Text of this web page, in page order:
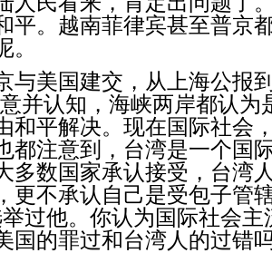
平。越南菲律宾甚至普京
。
与美国建交，从上海公报
并认知，海峡两岸都认为
和平解决。现在国际社会
都注意到，台湾是一个国
多数国家承认接受，台湾
更不承认自己是受包子管
过他。你认为国际社会
国的罪过和台湾人的过错